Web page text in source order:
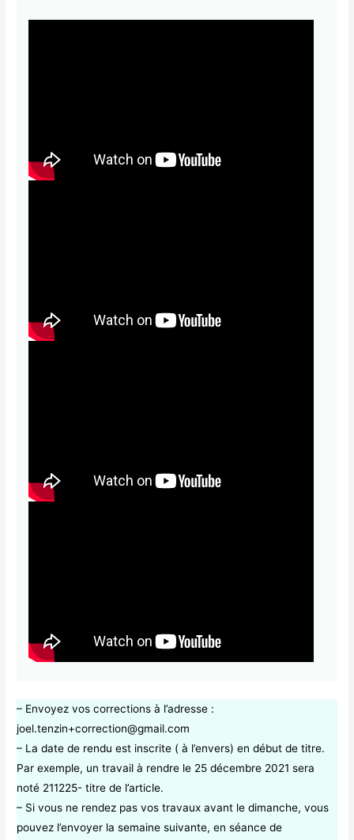
– Envoyez vos corrections à l’adresse :
joel.tenzin+correction@gmail.com
– La date de rendu est inscrite ( à l’envers) en début de titre.
Par exemple, un travail à rendre le 25 décembre 2021 sera
noté 211225- titre de l’article.
– Si vous ne rendez pas vos travaux avant le dimanche, vous
pouvez l’envoyer la semaine suivante, en séance de